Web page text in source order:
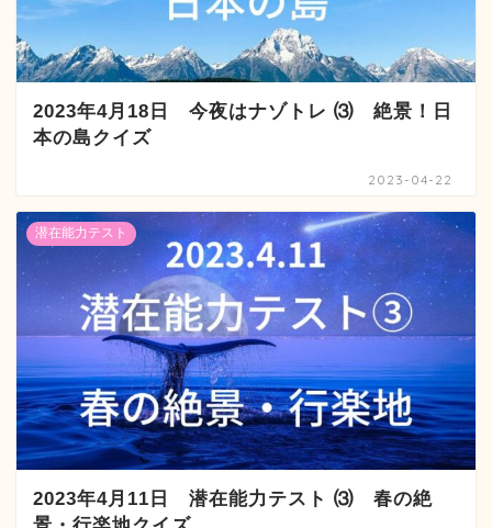
2023年4月18日 今夜はナゾトレ ⑶ 絶景！日
本の島クイズ
2023-04-22
潜在能力テスト
2023年4月11日 潜在能力テスト ⑶ 春の絶